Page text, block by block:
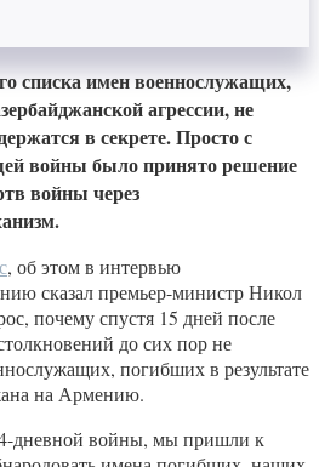
списка имен военнослужащих,
агрессии, не
в секрете. Просто с
войны было принято решение
войны через
, об этом в интервью
сказал премьер-министр Никол
почему спустя 15 дней после
до сих пор не
погибших в результате
на Армению.
дневной войны, мы пришли к